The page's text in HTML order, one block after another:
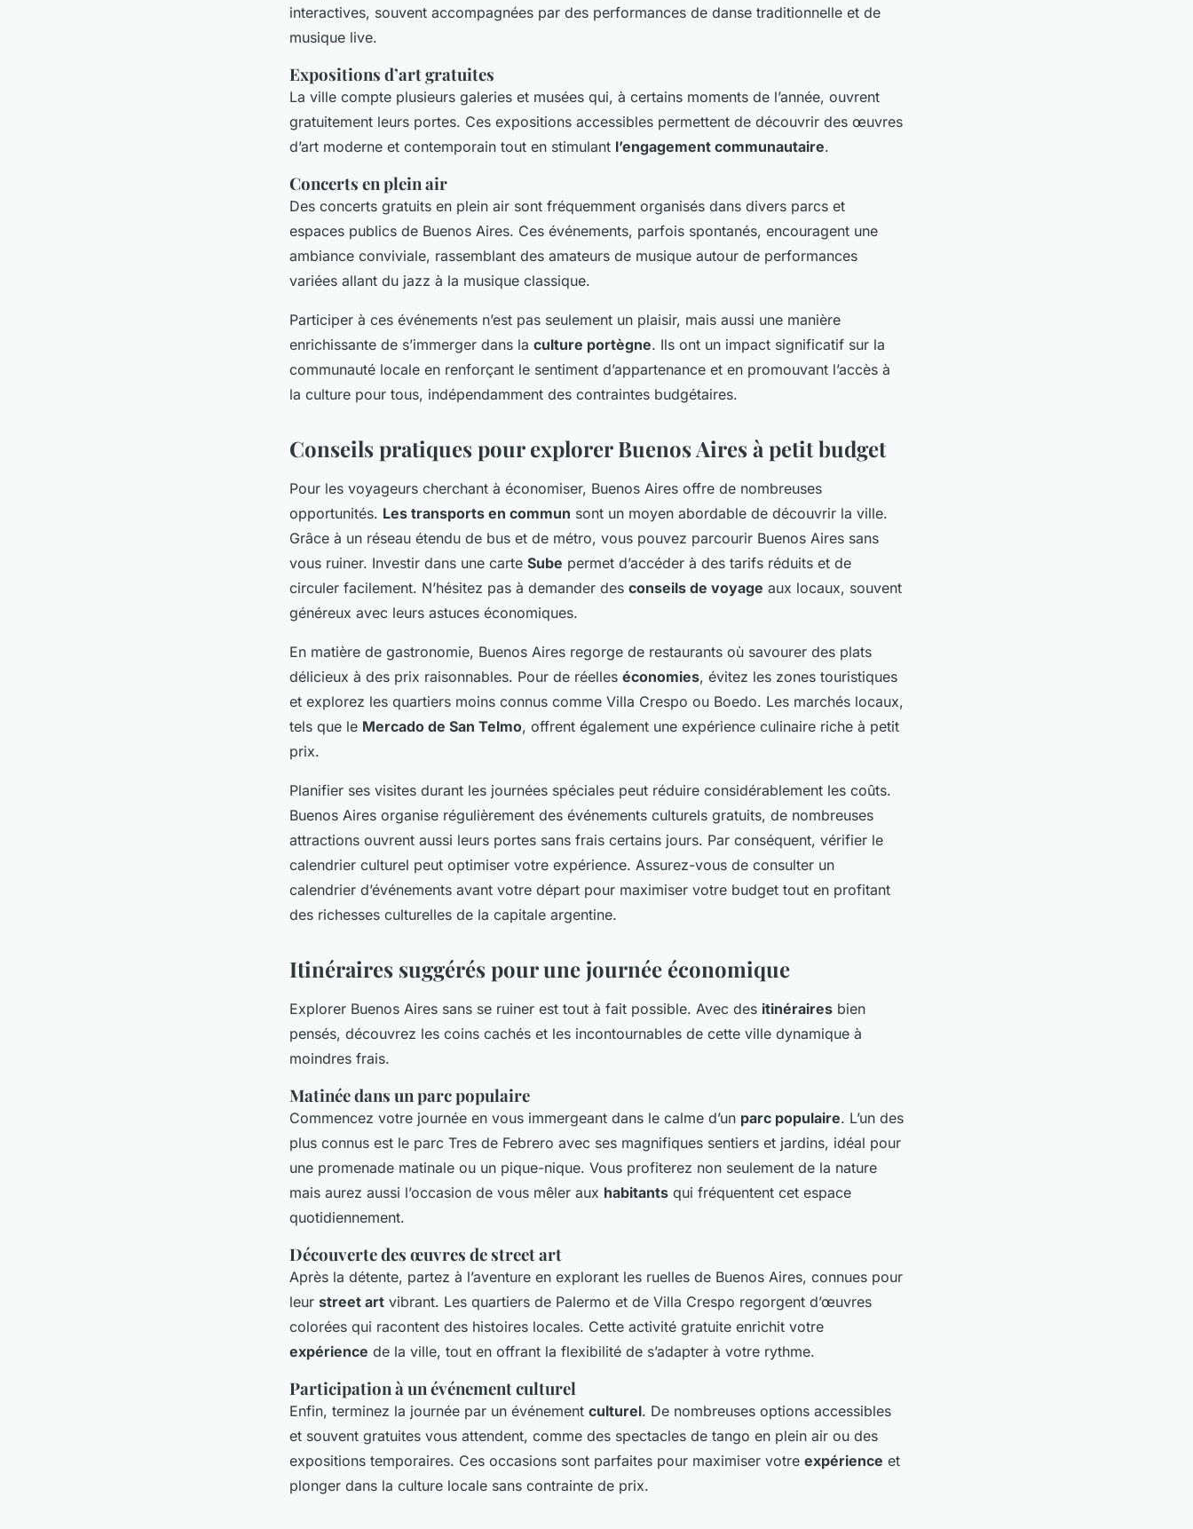
interactives, souvent accompagnées par des performances de danse traditionnelle et de
musique live.
Expositions d’art gratuites
La ville compte plusieurs galeries et musées qui, à certains moments de l’année, ouvrent
gratuitement leurs portes. Ces expositions accessibles permettent de découvrir des œuvres
d’art moderne et contemporain tout en stimulant l’engagement communautaire.
Concerts en plein air
Des concerts gratuits en plein air sont fréquemment organisés dans divers parcs et
espaces publics de Buenos Aires. Ces événements, parfois spontanés, encouragent une
ambiance conviviale, rassemblant des amateurs de musique autour de performances
variées allant du jazz à la musique classique.
Participer à ces événements n’est pas seulement un plaisir, mais aussi une manière
enrichissante de s’immerger dans la culture portègne. Ils ont un impact significatif sur la
communauté locale en renforçant le sentiment d’appartenance et en promouvant l’accès à
la culture pour tous, indépendamment des contraintes budgétaires.
Conseils pratiques pour explorer Buenos Aires à petit budget
Pour les voyageurs cherchant à économiser, Buenos Aires offre de nombreuses
opportunités. Les transports en commun sont un moyen abordable de découvrir la ville.
Grâce à un réseau étendu de bus et de métro, vous pouvez parcourir Buenos Aires sans
vous ruiner. Investir dans une carte Sube permet d’accéder à des tarifs réduits et de
circuler facilement. N’hésitez pas à demander des conseils de voyage aux locaux, souvent
généreux avec leurs astuces économiques.
En matière de gastronomie, Buenos Aires regorge de restaurants où savourer des plats
délicieux à des prix raisonnables. Pour de réelles économies, évitez les zones touristiques
et explorez les quartiers moins connus comme Villa Crespo ou Boedo. Les marchés locaux,
tels que le Mercado de San Telmo, offrent également une expérience culinaire riche à petit
prix.
Planifier ses visites durant les journées spéciales peut réduire considérablement les coûts.
Buenos Aires organise régulièrement des événements culturels gratuits, de nombreuses
attractions ouvrent aussi leurs portes sans frais certains jours. Par conséquent, vérifier le
calendrier culturel peut optimiser votre expérience. Assurez-vous de consulter un
calendrier d’événements avant votre départ pour maximiser votre budget tout en profitant
des richesses culturelles de la capitale argentine.
Itinéraires suggérés pour une journée économique
Explorer Buenos Aires sans se ruiner est tout à fait possible. Avec des itinéraires bien
pensés, découvrez les coins cachés et les incontournables de cette ville dynamique à
moindres frais.
Matinée dans un parc populaire
Commencez votre journée en vous immergeant dans le calme d’un parc populaire. L’un des
plus connus est le parc Tres de Febrero avec ses magnifiques sentiers et jardins, idéal pour
une promenade matinale ou un pique-nique. Vous profiterez non seulement de la nature
mais aurez aussi l’occasion de vous mêler aux habitants qui fréquentent cet espace
quotidiennement.
Découverte des œuvres de street art
Après la détente, partez à l’aventure en explorant les ruelles de Buenos Aires, connues pour
leur street art vibrant. Les quartiers de Palermo et de Villa Crespo regorgent d’œuvres
colorées qui racontent des histoires locales. Cette activité gratuite enrichit votre
expérience de la ville, tout en offrant la flexibilité de s’adapter à votre rythme.
Participation à un événement culturel
Enfin, terminez la journée par un événement culturel. De nombreuses options accessibles
et souvent gratuites vous attendent, comme des spectacles de tango en plein air ou des
expositions temporaires. Ces occasions sont parfaites pour maximiser votre expérience et
plonger dans la culture locale sans contrainte de prix.